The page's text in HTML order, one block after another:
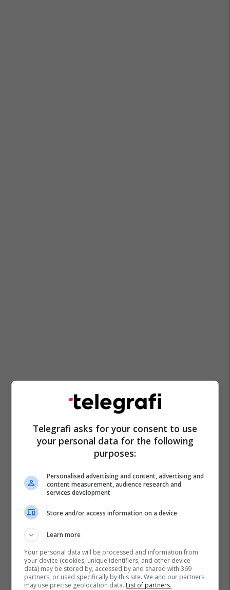
Donald Trump Shba Irani Izraeli Ali Khamenei
Telegrafi asks for your consent to use
your personal data for the following
purposes:
Personalised advertising and content, advertising and
content measurement, audience research and
services development
Store and/or access information on a device
Learn more
Your personal data will be processed and information from
your device (cookies, unique identifiers, and other device
data) may be stored by, accessed by and shared with 369
partners, or used specifically by this site. We and our partners
may use precise geolocation data. List of partners.